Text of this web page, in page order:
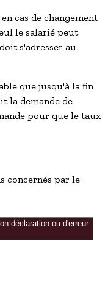
cas de changement
le salarié peut
s'adresser au
que jusqu'à la fin
la demande de
pour que le taux
concernés par le
déclaration ou d'erreur